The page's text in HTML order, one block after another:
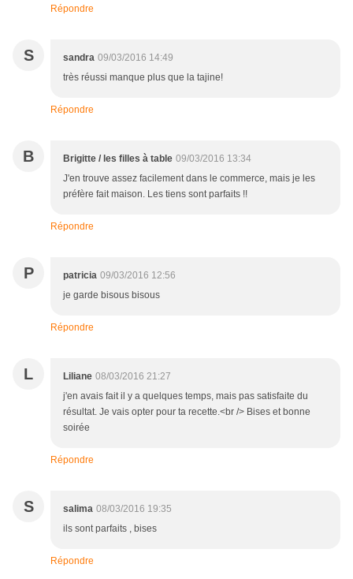
Répondre
S sandra 09/03/2016 14:49
très réussi manque plus que la tajine!
Répondre
B Brigitte / les filles à table 09/03/2016 13:34
J'en trouve assez facilement dans le commerce, mais je les
préfère fait maison. Les tiens sont parfaits !!
Répondre
P patricia 09/03/2016 12:56
je garde bisous bisous
Répondre
L Liliane 08/03/2016 21:27
j'en avais fait il y a quelques temps, mais pas satisfaite du
résultat. Je vais opter pour ta recette.<br /> Bises et bonne
soirée
Répondre
S salima 08/03/2016 19:35
ils sont parfaits , bises
Répondre